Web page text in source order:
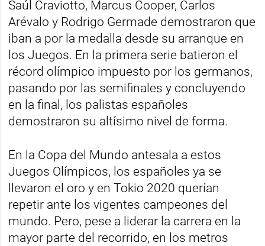
Saúl Craviotto, Marcus Cooper, Carlos
Arévalo y Rodrigo Germade demostraron que
iban a por la medalla desde su arranque en
los Juegos. En la primera serie batieron el
récord olímpico impuesto por los germanos,
pasando por las semifinales y concluyendo
en la final, los palistas españoles
demostraron su altísimo nivel de forma.
En la Copa del Mundo antesala a estos
Juegos Olímpicos, los españoles ya se
llevaron el oro y en Tokio 2020 querían
repetir ante los vigentes campeones del
mundo. Pero, pese a liderar la carrera en la
mayor parte del recorrido, en los metros